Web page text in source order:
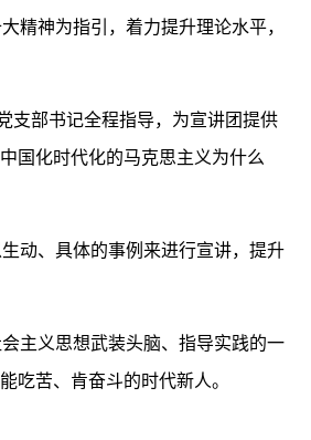
精神为指引，着力提升理论水平，
支部书记全程指导，为宣讲团提供
国化时代化的马克思主义为什么
动、具体的事例来进行宣讲，提升
主义思想武装头脑、指导实践的一
吃苦、肯奋斗的时代新人。